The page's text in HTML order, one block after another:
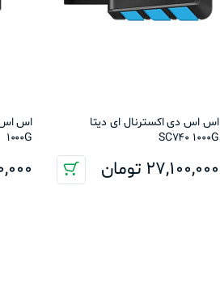
اس اس دی اکسترنال ای دیتا
SC740 1000G
27,100,000 تومان
1000G